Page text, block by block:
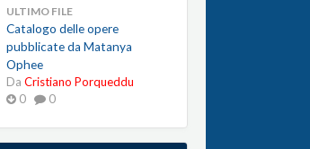
ULTIMO FILE
Catalogo delle opere
pubblicate da Matanya
Ophee
Da Cristiano Porqueddu
0
0